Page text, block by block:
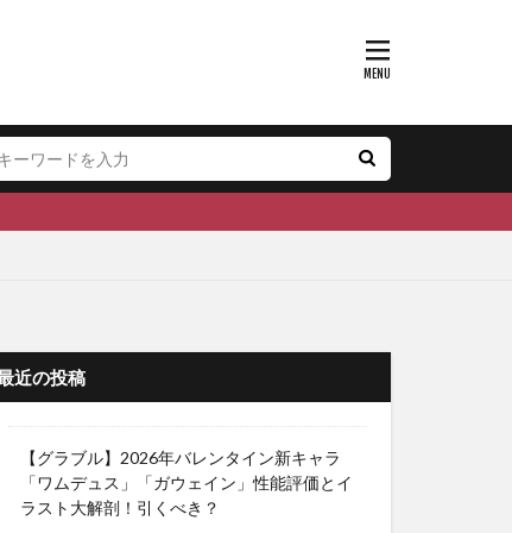
近の投稿
【グラブル】2026年バレンタイン新キャラ
「ワムデュス」「ガウェイン」性能評価とイ
ラスト大解剖！引くべき？